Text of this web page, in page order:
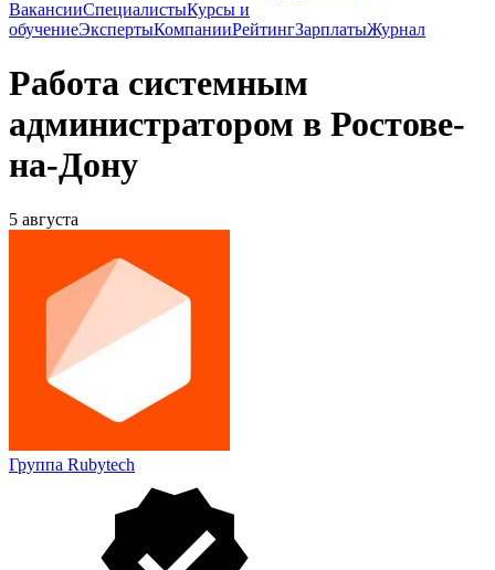
ВакансииСпециалистыКурсы и
обучениеЭкспертыКомпанииРейтингЗарплатыЖурнал
Работа системным
администратором в Ростове-
на-Дону
5 августа
Группа Rubytech